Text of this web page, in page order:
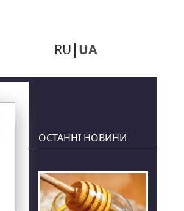
RU UA
ОСТАННІ НОВИНИ